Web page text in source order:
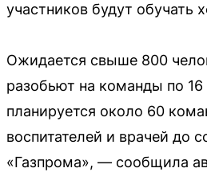
участников будут обучать
Ожидается свыше 800
разобьют на команды по 16
планируется около 60
воспитателей и врачей до
«Газпрома», — сообщила